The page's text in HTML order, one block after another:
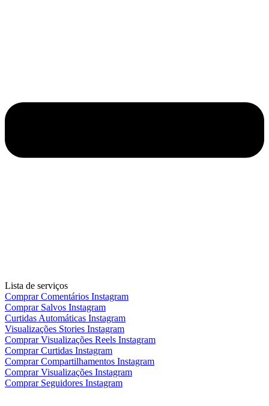
Lista de serviços
Comprar Comentários Instagram
Comprar Salvos Instagram
Curtidas Automáticas Instagram
Visualizações Stories Instagram
Comprar Visualizações Reels Instagram
Comprar Curtidas Instagram
Comprar Compartilhamentos Instagram
Comprar Visualizações Instagram
Comprar Seguidores Instagram